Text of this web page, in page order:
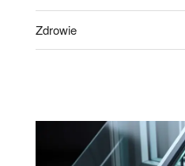
Zdrowie